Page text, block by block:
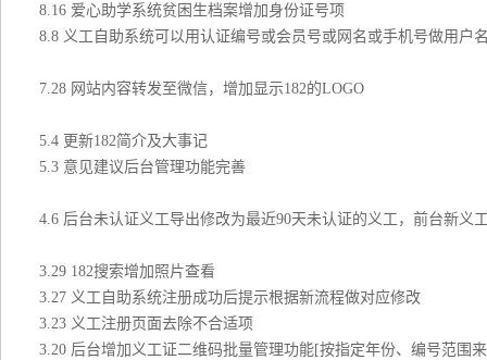
8.16 爱心助学系统贫困生档案增加身份证号项
8.8 义工自助系统可以用认证编号或会员号或网名或手机号做用户
7.28 网站内容转发至微信，增加显示182的LOGO
5.4 更新182简介及大事记
5.3 意见建议后台管理功能完善
4.6 后台未认证义工导出修改为最近90天未认证的义工，前台新义
3.29 182搜索增加照片查看
3.27 义工自助系统注册成功后提示根据新流程做对应修改
3.23 义工注册页面去除不合适项
3.20 后台增加义工证二维码批量管理功能[按指定年份、编号范围